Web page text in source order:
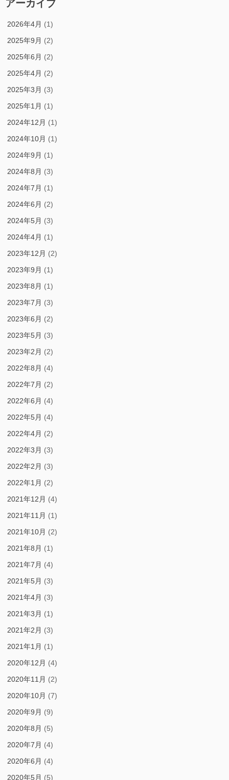
アーカイブ
2026年4月 (1)
2025年9月 (2)
2025年6月 (2)
2025年4月 (2)
2025年3月 (3)
2025年1月 (1)
2024年12月 (1)
2024年10月 (1)
2024年9月 (1)
2024年8月 (3)
2024年7月 (1)
2024年6月 (2)
2024年5月 (3)
2024年4月 (1)
2023年12月 (2)
2023年9月 (1)
2023年8月 (1)
2023年7月 (3)
2023年6月 (2)
2023年5月 (3)
2023年2月 (2)
2022年8月 (4)
2022年7月 (2)
2022年6月 (4)
2022年5月 (4)
2022年4月 (2)
2022年3月 (3)
2022年2月 (3)
2022年1月 (2)
2021年12月 (4)
2021年11月 (1)
2021年10月 (2)
2021年8月 (1)
2021年7月 (4)
2021年5月 (3)
2021年4月 (3)
2021年3月 (1)
2021年2月 (3)
2021年1月 (1)
2020年12月 (4)
2020年11月 (2)
2020年10月 (7)
2020年9月 (9)
2020年8月 (5)
2020年7月 (4)
2020年6月 (4)
2020年5月 (5)